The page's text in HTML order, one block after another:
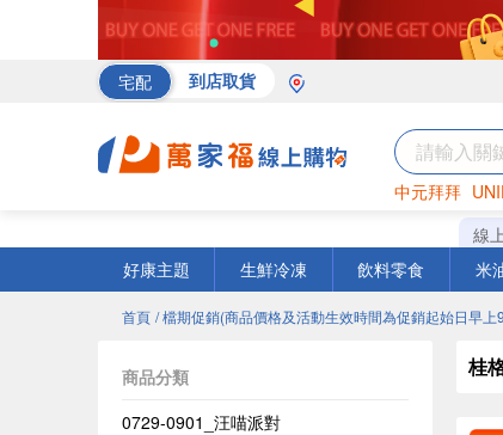
宅配 到店取貨
中元拜拜
巧克力
線
好康主題
生鮮冷凍 飲料零食 米
首頁 / 檔期促銷(商品價格及活動生效時間為促銷起始日早上
商品分類
0729-0901_汪喵派對
桂